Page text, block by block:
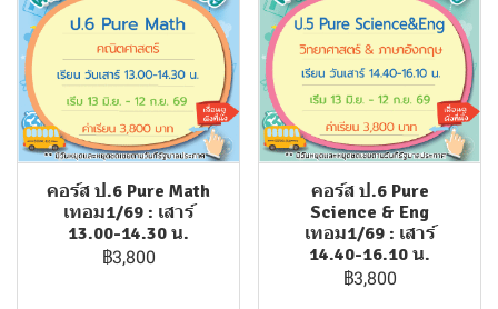
คอร์ส ป.6 Pure Math
เทอม1/69 : เสาร์
13.00-14.30 น.
฿3,800
คอร์ส ป.6 Pure
Science & Eng
เทอม1/69 : เสาร์
14.40-16.10 น.
฿3,800